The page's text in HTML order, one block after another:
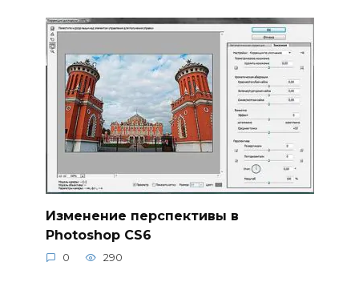
Изменение перспективы в
Photoshop CS6
0 290